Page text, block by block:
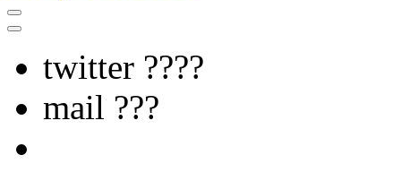
twitter ????
mail ???